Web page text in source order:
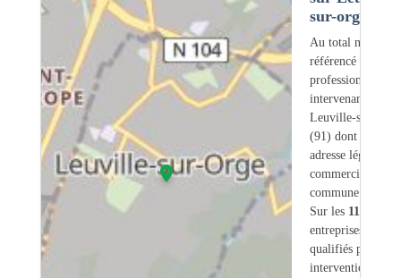
sur-orge (91)
Au total nous
référencé
professionnels
intervenant sur
Leuville-sur-Orge
(91) dont
adresse légale ou
commerciale
commune.
Sur les 116
entreprises
qualifiés pour une
intervention sur